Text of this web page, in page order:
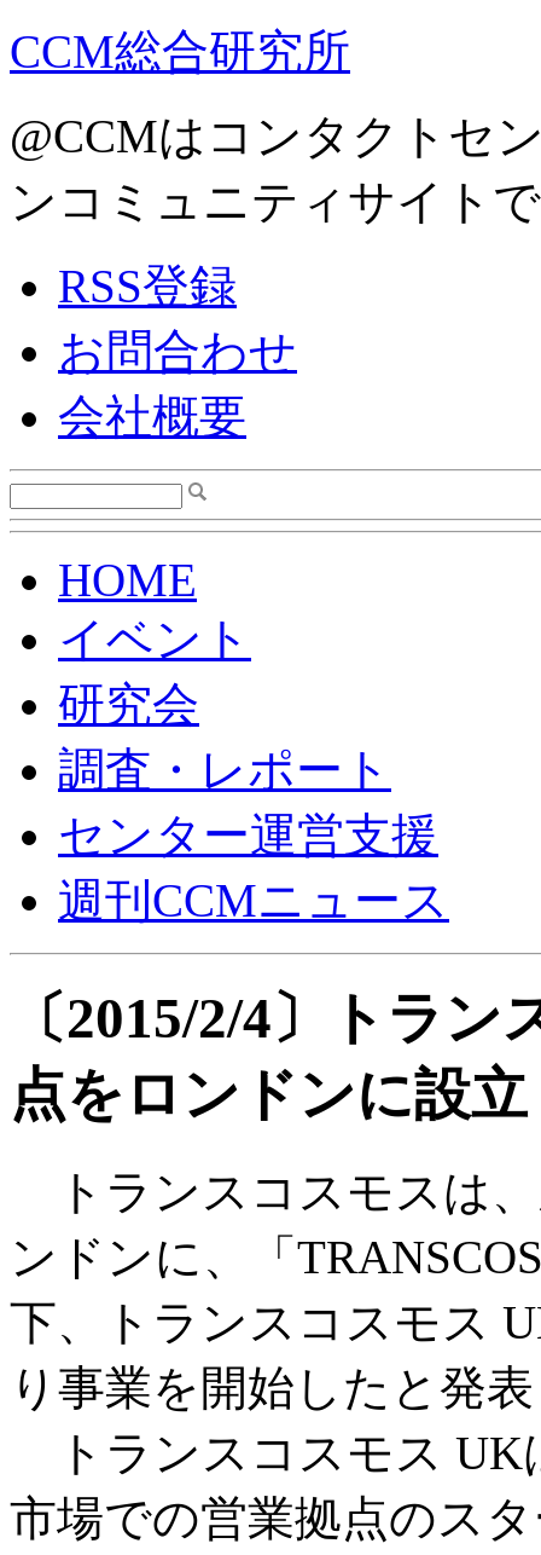
CCM総合研究所
@CCMはコンタクトセ
ンコミュニティサイト
RSS登録
お問合わせ
会社概要
HOME
イベント
研究会
調査・レポート
センター運営支援
週刊CCMニュース
〔2015/2/4〕トラ
点をロンドンに設立
トランスコスモスは
ンドンに、「
下、トランスコスモス
り事業を開始したと発
トランスコスモス UK
市場での営業拠点のス